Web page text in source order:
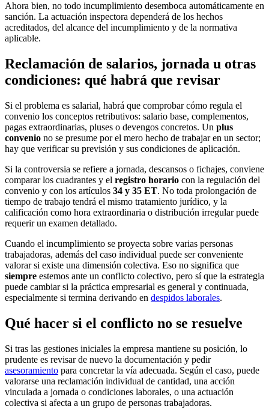
Ahora bien, no todo incumplimiento desemboca automáticamente en
sanción. La actuación inspectora dependerá de los hechos
acreditados, del alcance del incumplimiento y de la normativa
aplicable.
Reclamación de salarios, jornada u otras
condiciones: qué habrá que revisar
Si el problema es salarial, habrá que comprobar cómo regula el
convenio los conceptos retributivos: salario base, complementos,
pagas extraordinarias, pluses o devengos concretos. Un plus
convenio no se presume por el mero hecho de trabajar en un sector;
hay que verificar su previsión y sus condiciones de aplicación.
Si la controversia se refiere a jornada, descansos o fichajes, conviene
comparar los cuadrantes y el registro horario con la regulación del
convenio y con los artículos 34 y 35 ET. No toda prolongación de
tiempo de trabajo tendrá el mismo tratamiento jurídico, y la
calificación como hora extraordinaria o distribución irregular puede
requerir un examen detallado.
Cuando el incumplimiento se proyecta sobre varias personas
trabajadoras, además del caso individual puede ser conveniente
valorar si existe una dimensión colectiva. Eso no significa que
siempre estemos ante un conflicto colectivo, pero sí que la estrategia
puede cambiar si la práctica empresarial es general y continuada,
especialmente si termina derivando en despidos laborales.
Qué hacer si el conflicto no se resuelve
Si tras las gestiones iniciales la empresa mantiene su posición, lo
prudente es revisar de nuevo la documentación y pedir
asesoramiento para concretar la vía adecuada. Según el caso, puede
valorarse una reclamación individual de cantidad, una acción
vinculada a jornada o condiciones laborales, o una actuación
colectiva si afecta a un grupo de personas trabajadoras.